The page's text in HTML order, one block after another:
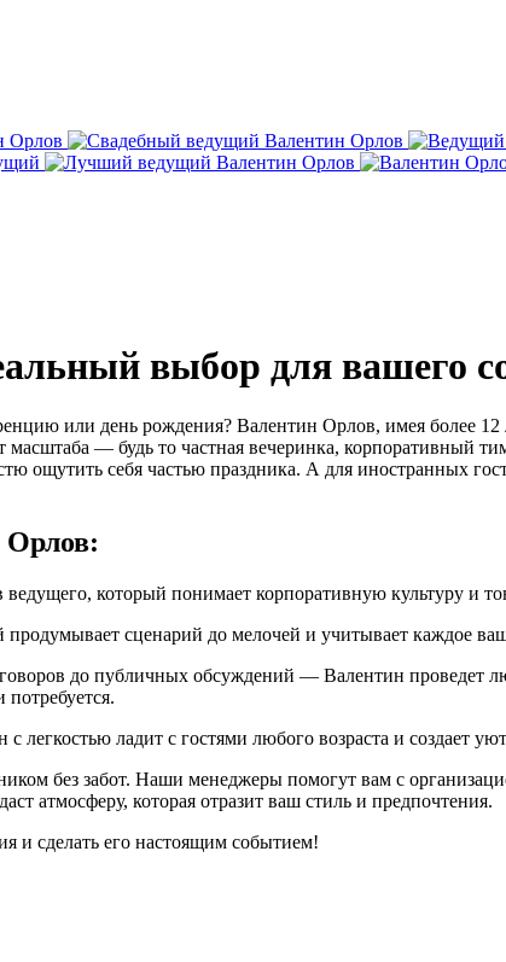
выбор для вашего
или день рождения? Валентин Орлов, имея более
— будь то частная вечеринка, корпоративный
ощутить себя частью праздника. А для иностранных
который понимает корпоративную культуру и
сценарий до мелочей и учитывает каждое
до публичных обсуждений — Валентин проведет
ладит с гостями любого возраста и создает
без забот. Наши менеджеры помогут вам с
атмосферу, которая отразит ваш стиль и предпочтения.
и сделать его настоящим событием!